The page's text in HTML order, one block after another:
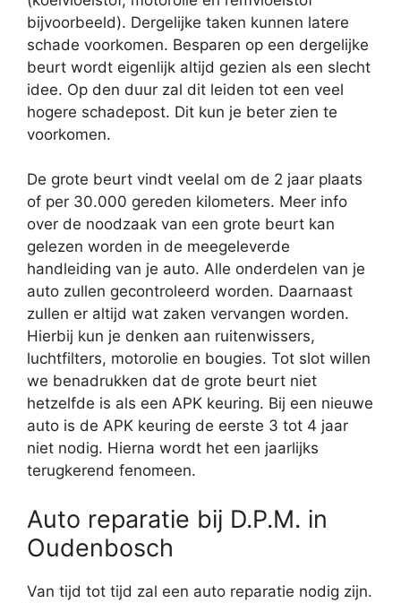
bijvoorbeeld). Dergelijke taken kunnen latere
schade voorkomen. Besparen op een dergelijke
beurt wordt eigenlijk altijd gezien als een slecht
idee. Op den duur zal dit leiden tot een veel
hogere schadepost. Dit kun je beter zien te
voorkomen.
De grote beurt vindt veelal om de 2 jaar plaats
of per 30.000 gereden kilometers. Meer info
over de noodzaak van een grote beurt kan
gelezen worden in de meegeleverde
handleiding van je auto. Alle onderdelen van je
auto zullen gecontroleerd worden. Daarnaast
zullen er altijd wat zaken vervangen worden.
Hierbij kun je denken aan ruitenwissers,
luchtfilters, motorolie en bougies. Tot slot willen
we benadrukken dat de grote beurt niet
hetzelfde is als een APK keuring. Bij een nieuwe
auto is de APK keuring de eerste 3 tot 4 jaar
niet nodig. Hierna wordt het een jaarlijks
terugkerend fenomeen.
Auto reparatie bij D.P.M. in
Oudenbosch
Van tijd tot tijd zal een auto reparatie nodig zijn.